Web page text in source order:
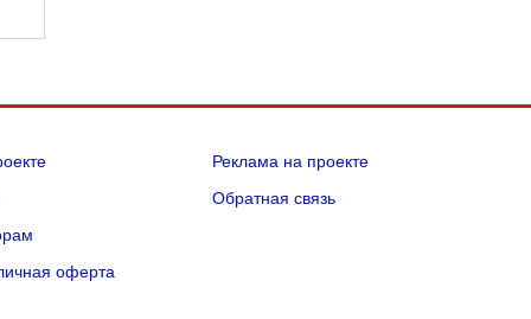
оферта
Реклама на проекте
Обратная связь